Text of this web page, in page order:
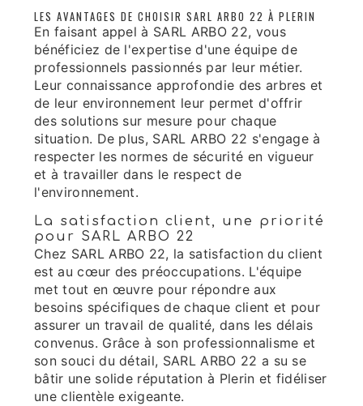
LES AVANTAGES DE CHOISIR SARL ARBO 22 À PLERIN
En faisant appel à SARL ARBO 22, vous
bénéficiez de l'expertise d'une équipe de
professionnels passionnés par leur métier.
Leur connaissance approfondie des arbres et
de leur environnement leur permet d'offrir
des solutions sur mesure pour chaque
situation. De plus, SARL ARBO 22 s'engage à
respecter les normes de sécurité en vigueur
et à travailler dans le respect de
l'environnement.
La satisfaction client, une priorité
pour SARL ARBO 22
Chez SARL ARBO 22, la satisfaction du client
est au cœur des préoccupations. L'équipe
met tout en œuvre pour répondre aux
besoins spécifiques de chaque client et pour
assurer un travail de qualité, dans les délais
convenus. Grâce à son professionnalisme et
son souci du détail, SARL ARBO 22 a su se
bâtir une solide réputation à Plerin et fidéliser
une clientèle exigeante.